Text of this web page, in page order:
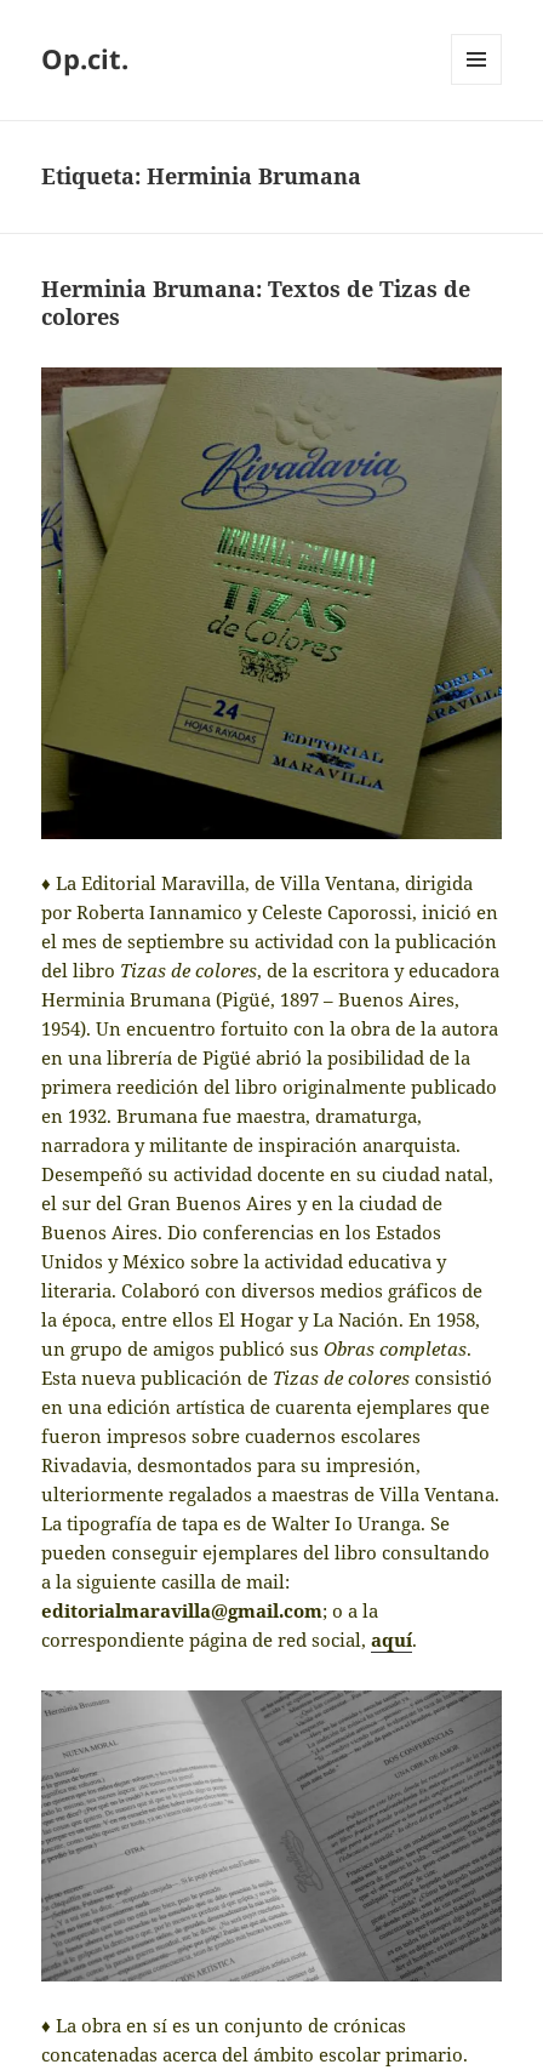
Op.cit.
Etiqueta:Herminia Brumana
Herminia Brumana: Textos de Tizas de
colores
♦ La Editorial Maravilla, de Villa Ventana, dirigida
por Roberta Iannamico y Celeste Caporossi, inició en
el mes de septiembre su actividad con la publicación
del libro Tizas de colores, de la escritora y educadora
Herminia Brumana (Pigüé, 1897 – Buenos Aires,
1954). Un encuentro fortuito con la obra de la autora
en una librería de Pigüé abrió la posibilidad de la
primera reedición del libro originalmente publicado
en 1932. Brumana fue maestra, dramaturga,
narradora y militante de inspiración anarquista.
Desempeñó su actividad docente en su ciudad natal,
el sur del Gran Buenos Aires y en la ciudad de
Buenos Aires. Dio conferencias en los Estados
Unidos y México sobre la actividad educativa y
literaria. Colaboró con diversos medios gráficos de
la época, entre ellos El Hogar y La Nación. En 1958,
un grupo de amigos publicó susObras completas.
Esta nueva publicación de Tizas de colores consistió
en una edición artística de cuarenta ejemplares que
fueron impresos sobre cuadernos escolares
Rivadavia, desmontados para su impresión,
ulteriormente regalados a maestras de Villa Ventana.
La tipografía de tapa es de Walter Io Uranga. Se
pueden conseguir ejemplares del libro consultando
a la siguiente casilla de mail:
editorialmaravilla@gmail.com; o a la
correspondiente página de red social,aquí.
♦ La obra en sí es un conjunto de crónicas
concatenadas acerca del ámbito escolar primario.